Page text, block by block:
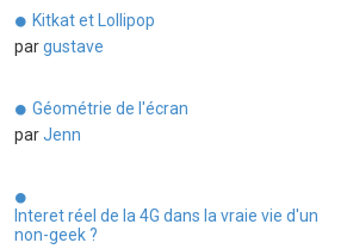
Kitkat et Lollipop
pargustave
Géométrie de l'écran
parJenn
Interet réel de la 4G dans la vraie vie d'un
non-geek ?